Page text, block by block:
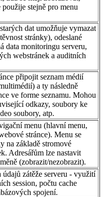
použije stejně pro menu
dat umožňuje vymazat
stránky), odeslané
data monitoringu serveru,
webstránek a auditních
připojit seznam médií
a ty následně
ve forme seznamu. Mohou
odkazy, soubory ke
soubory, atp.
menu (hlavní menu,
stránce). Menu se
na základě stromové
Adresářům lze nastavit
(zobrazit/nezobrazit).
zátěže serveru - využití
session, počtu cache
spojení.